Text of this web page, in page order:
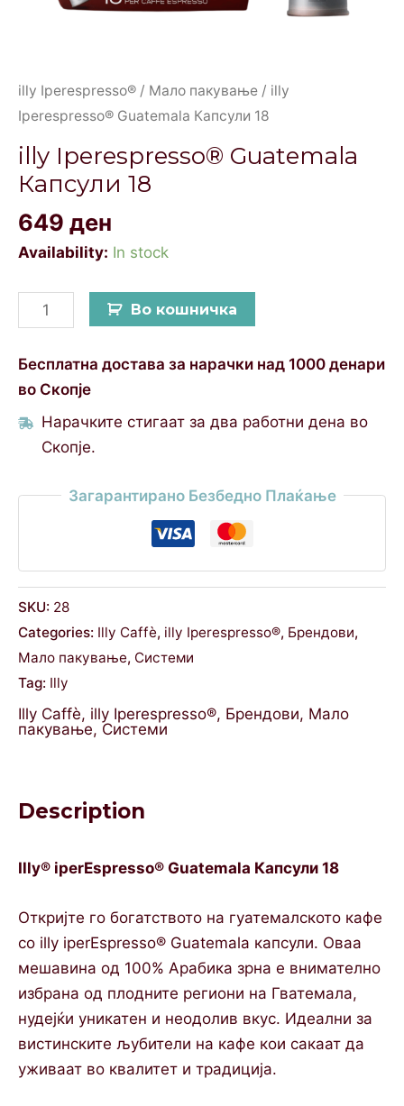
illy Iperespresso® / Мало пакување / illy
Iperespresso® Guatemala Капсули 18
illy Iperespresso® Guatemala
Капсули 18
649 ден
Availability: In stock
Во кошничка
Бесплатна достава за нарачки над 1000 денари
во Скопје
Нарачките стигаат за два работни дена во
Скопје.
Загарантирано Безбедно Плаќање
SKU: 28
Categories: Illy Caffè, illy Iperespresso®, Брендови,
Мало пакување, Системи
Tag: Illy
Illy Caffè, illy Iperespresso®, Брендови, Мало
пакување, Системи
Description
Illy® iperEspresso® Guatemala Капсули 18
Откријте го богатството на гуатемалското кафе
со illy iperEspresso® Guatemala капсули. Оваа
мешавина од 100% Арабика зрна е внимателно
избрана од плодните региони на Гватемала,
нудејќи уникатен и неодолив вкус. Идеални за
вистинските љубители на кафе кои сакаат да
уживаат во квалитет и традиција.